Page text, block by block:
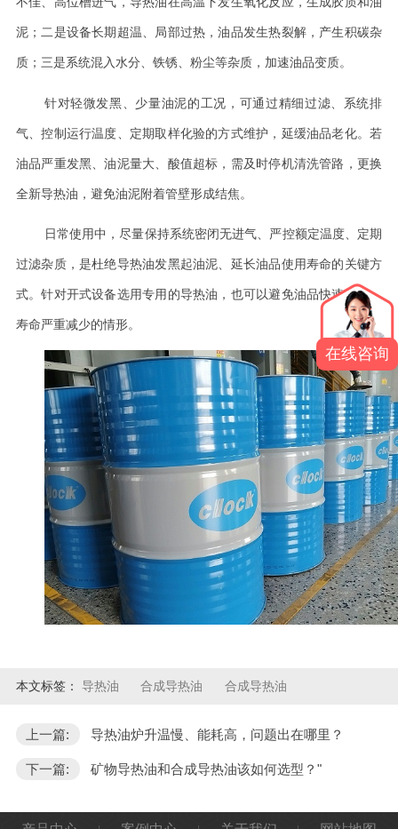
泥；二是设备长期超温、局部过热，油品发生热裂解，产生积碳杂
质；三是系统混入水分、铁锈、粉尘等杂质，加速油品变质。
针对轻微发黑、少量油泥的工况，可通过精细过滤、系统排
气、控制运行温度、定期取样化验的方式维护，延缓油品老化。若
油品严重发黑、油泥量大、酸值超标，需及时停机清洗管路，更换
全新导热油，避免油泥附着管壁形成结焦。
日常使用中，尽量保持系统密闭无进气、严控额定温度、定期
过滤杂质，是杜绝导热油发黑起油泥、延长油品使用寿命的关键方
式。针对开式设备选用专用的导热油，也可以避免油品快速变质，
寿命严重减少的情形。
本文标签： 导热油 合成导热油 合成导热油
上一篇: 导热油炉升温慢、能耗高，问题出在哪里？
下一篇: 矿物导热油和合成导热油该如何选型？"
在线咨询